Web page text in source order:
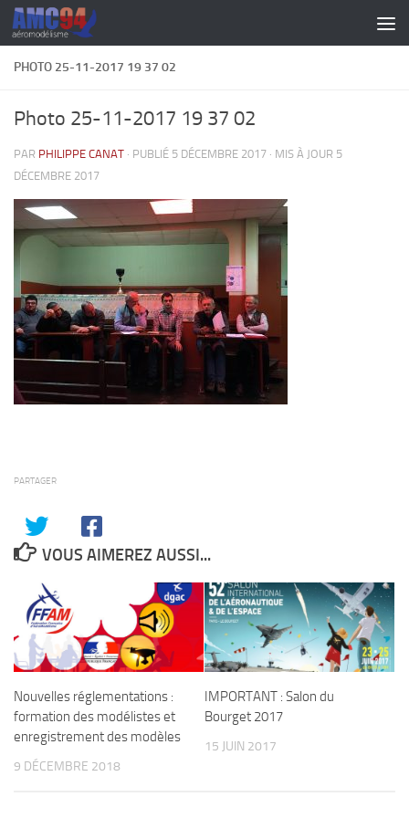
Skip to content
PHOTO 25-11-2017 19 37 02
Photo 25-11-2017 19 37 02
PAR PHILIPPE CANAT · PUBLIÉ 5 DÉCEMBRE 2017 · MIS À JOUR 5
DÉCEMBRE 2017
PARTAGER
VOUS AIMEREZ AUSSI...
Nouvelles réglementations :
formation des modélistes et
enregistrement des modèles
9 DÉCEMBRE 2018
IMPORTANT : Salon du
Bourget 2017
15 JUIN 2017